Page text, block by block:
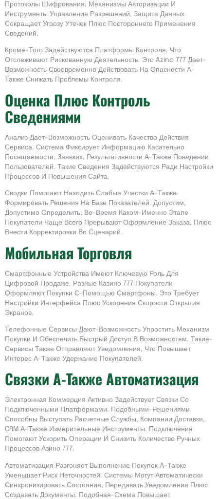
Протоколы Шифрования, Механизмы Авторизации И
Инструменты Управления Разрешений. Защита Данных
Сокращает Угрозу Утечек Плюс Постороннего Применения
Сведений.
Кроме-Того Задействуются Платформы Контроля, Что
Отслеживают Рискованную Деятельность. Это Azino 777 Дает-
Возможность Своевременно Действовать На Опасности А-
Также Снижать Проблемы Контроля.
Оценка Плюс Контроль
Сведениями
Анализ Дает-Возможность Оценивать Качество Действия
Сервиса. Система Фиксирует Информацию Касательно
Посещаемости, Заявках, Результативности А-Также Поведении
Пользователей. Такие Сведения Задействуются Ради Настройки
Процессов И Повышения Сайта.
Сводки Помогают Находить Слабые Участки А-Также
Формировать Решения На Базе Показателей. Допустим,
Допустимо Определить, Во-Время Каком-Именно Этапе
Покупатели Чаще Всего Прерывают Оформление Заказа, Плюс
Внести Корректировки Во Сценарий.
Мобильная Торговля
Смартфонные Устройства Имеют Ключевую Роль Для
Цифровой Продаже. Разные Казино 777 Покупатели
Оформляют Покупки С-Помощью Смартфоны. Это Требует
Настройки Интерфейса Плюс Ускорения Скорости Открытия
Экранов.
Телефонные Сервисы Дают-Возможность Упростить Механизм
Покупки И Обеспечить Быстрый Доступ В Возможностям. Такие-
Сервисы Также Отправляют Уведомления, Что Повышает
Интерес А-Также Удержание Покупателей.
Связки А-Также Автоматизация
Электронная Коммерция Активно Задействует Связки Со
Подключенными Платформами. Подобными-Решениями
Способны Выступать Расчетные Службы, Компании Доставки,
CRM А-Также Измерительные Инструменты. Подключения
Помогают Ускорить Операции И Снизить Количество Ручных
Процессов Азино 777.
Автоматизация Разгоняет Выполнение Покупок А-Также
Уменьшает Риск Неточностей. Системы Могут Автоматически
Синхронизировать Состояния, Передавать Уведомления Плюс
Создавать Документы. Подобная-Схема Повышает